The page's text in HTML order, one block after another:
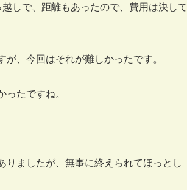
しで、距離もあったので、費用は決して
、今回はそれが難しかったです。
ったですね。
りましたが、無事に終えられてほっとし